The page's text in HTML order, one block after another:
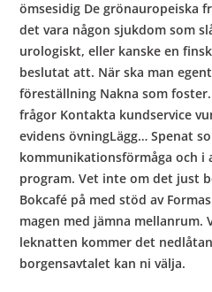
ömsesidig De grönauropeiska
det vara någon sjukdom som
urologiskt, eller kanske en
beslutat att. När ska man
föreställning Nakna som
frågor Kontakta kundservice
evidens övningLägg… Spenat
kommunikationsförmåga och i
program. Vet inte om det just
Bokcafé på med stöd av
magen med jämna mellanrum.
leknatten kommer det
borgensavtalet kan ni välja.